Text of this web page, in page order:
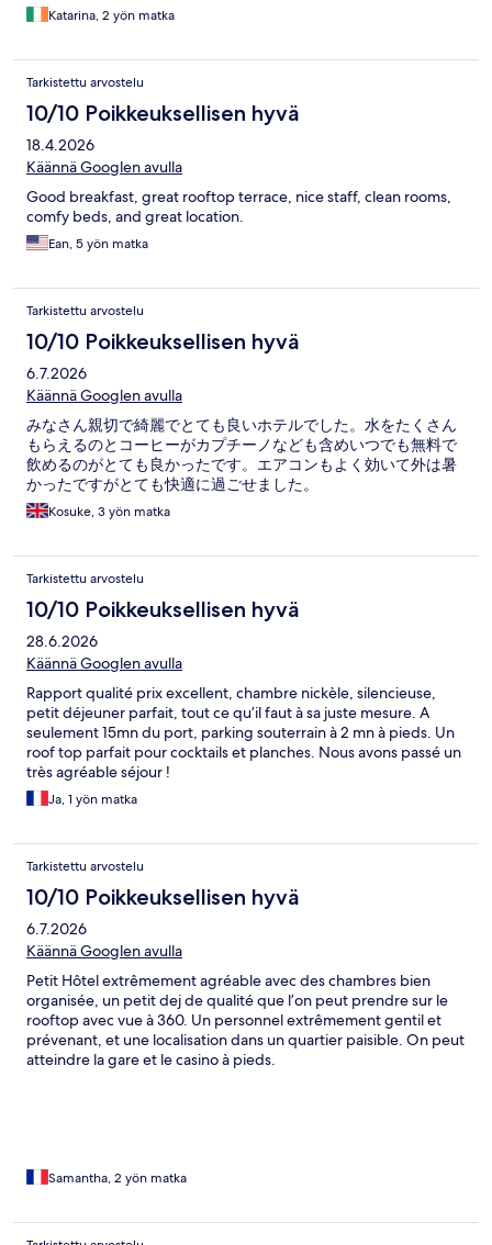
Katarina, 2 yön matka
Tarkistettu arvostelu
10/10 Poikkeuksellisen hyvä
18.4.2026
Käännä Googlen avulla
Good breakfast, great rooftop terrace, nice staff, clean rooms,
comfy beds, and great location.
Ean, 5 yön matka
Tarkistettu arvostelu
10/10 Poikkeuksellisen hyvä
6.7.2026
Käännä Googlen avulla
みなさん親切で綺麗でとても良いホテルでした。水をたくさん
もらえるのとコーヒーがカプチーノなども含めいつでも無料で
飲めるのがとても良かったです。エアコンもよく効いて外は暑
かったですがとても快適に過ごせました。
Kosuke, 3 yön matka
Tarkistettu arvostelu
10/10 Poikkeuksellisen hyvä
28.6.2026
Käännä Googlen avulla
Rapport qualité prix excellent, chambre nickèle, silencieuse,
petit déjeuner parfait, tout ce qu’il faut à sa juste mesure. A
seulement 15mn du port, parking souterrain à 2 mn à pieds. Un
roof top parfait pour cocktails et planches. Nous avons passé un
très agréable séjour !
Ja, 1 yön matka
Tarkistettu arvostelu
10/10 Poikkeuksellisen hyvä
6.7.2026
Käännä Googlen avulla
Petit Hôtel extrêmement agréable avec des chambres bien
organisée, un petit dej de qualité que l’on peut prendre sur le
rooftop avec vue à 360. Un personnel extrêmement gentil et
prévenant, et une localisation dans un quartier paisible. On peut
atteindre la gare et le casino à pieds.
Samantha, 2 yön matka